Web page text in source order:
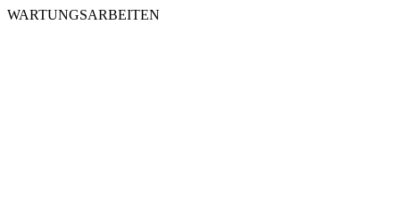
WARTUNGSARBEITEN